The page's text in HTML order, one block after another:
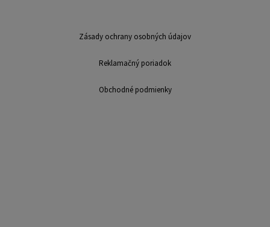
Zásady ochrany osobných údajov
Reklamačný poriadok
Obchodné podmienky